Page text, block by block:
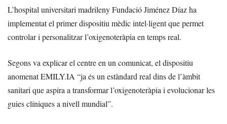
L’hospital universitari madrileny Fundació Jiménez Díaz ha
implementat el primer dispositiu mèdic intel·ligent que permet
controlar i personalitzar l’oxigenoteràpia en temps real.
Segons va explicar el centre en un comunicat, el dispositiu
anomenat EMILY.IA “ja és un estàndard real dins de l’àmbit
sanitari que aspira a transformar l’oxigenoteràpia i evolucionar les
guies clíniques a nivell mundial”.